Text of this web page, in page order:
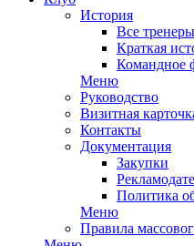
История
Все тренеры
Краткая
Командное
Меню
Руководство
Визитная
Контакты
Документация
Закупки
Политика
Меню
Правила